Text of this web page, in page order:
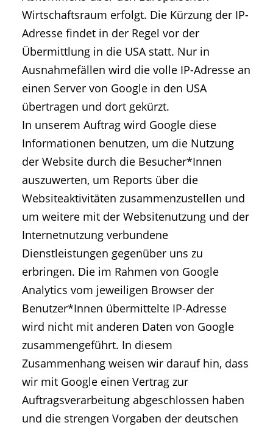
Wirtschaftsraum erfolgt. Die Kürzung der IP-
Adresse findet in der Regel vor der
Übermittlung in die USA statt. Nur in
Ausnahmefällen wird die volle IP-Adresse an
einen Server von Google in den USA
übertragen und dort gekürzt.
In unserem Auftrag wird Google diese
Informationen benutzen, um die Nutzung
der Website durch die Besucher*Innen
auszuwerten, um Reports über die
Websiteaktivitäten zusammenzustellen und
um weitere mit der Websitenutzung und der
Internetnutzung verbundene
Dienstleistungen gegenüber uns zu
erbringen. Die im Rahmen von Google
Analytics vom jeweiligen Browser der
Benutzer*Innen übermittelte IP-Adresse
wird nicht mit anderen Daten von Google
zusammengeführt. In diesem
Zusammenhang weisen wir darauf hin, dass
wir mit Google einen Vertrag zur
Auftragsverarbeitung abgeschlossen haben
und die strengen Vorgaben der deutschen